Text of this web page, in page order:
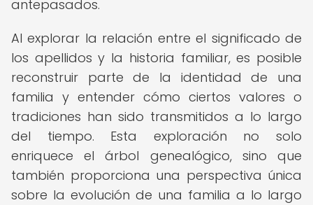
antepasados.
Al explorar la relación entre el significado de
los apellidos y la historia familiar, es posible
reconstruir parte de la identidad de una
familia y entender cómo ciertos valores o
tradiciones han sido transmitidos a lo largo
del tiempo. Esta exploración no solo
enriquece el árbol genealógico, sino que
también proporciona una perspectiva única
sobre la evolución de una familia a lo largo